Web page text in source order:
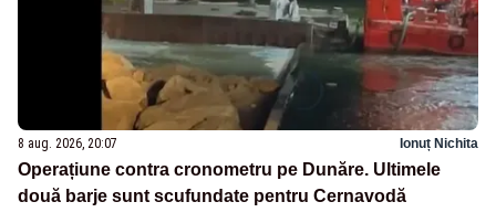
8 aug. 2026, 20:07 Ionuț Nichita
Operațiune contra cronometru pe Dunăre. Ultimele
două barje sunt scufundate pentru Cernavodă